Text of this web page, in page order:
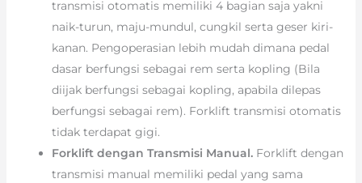
transmisi otomatis memiliki 4 bagian saja yakni
naik-turun, maju-mundul, cungkil serta geser kiri-
kanan. Pengoperasian lebih mudah dimana pedal
dasar berfungsi sebagai rem serta kopling (Bila
diijak berfungsi sebagai kopling, apabila dilepas
berfungsi sebagai rem). Forklift transmisi otomatis
tidak terdapat gigi.
Forklift dengan Transmisi Manual.Forklift dengan
transmisi manual memiliki pedal yang sama